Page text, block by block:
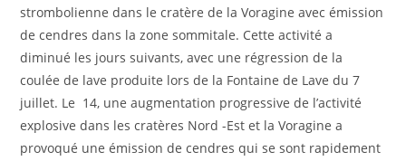
strombolienne dans le cratère de la Voragine avec émission
de cendres dans la zone sommitale. Cette activité a
diminué les jours suivants, avec une régression de la
coulée de lave produite lors de la Fontaine de Lave du 7
juillet. Le 14, une augmentation progressive de l’activité
explosive dans les cratères Nord -Est et la Voragine a
provoqué une émission de cendres qui se sont rapidement